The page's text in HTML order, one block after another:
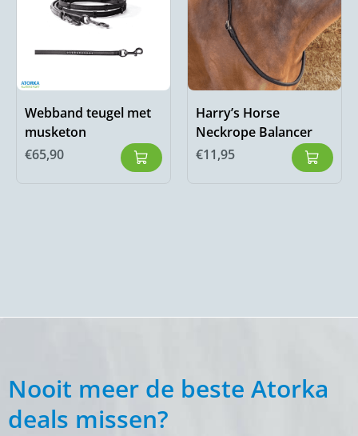
Webband teugel met
musketon
€65,90
Harry’s Horse
Neckrope Balancer
€11,95
Nooit meer de beste Atorka
deals missen?